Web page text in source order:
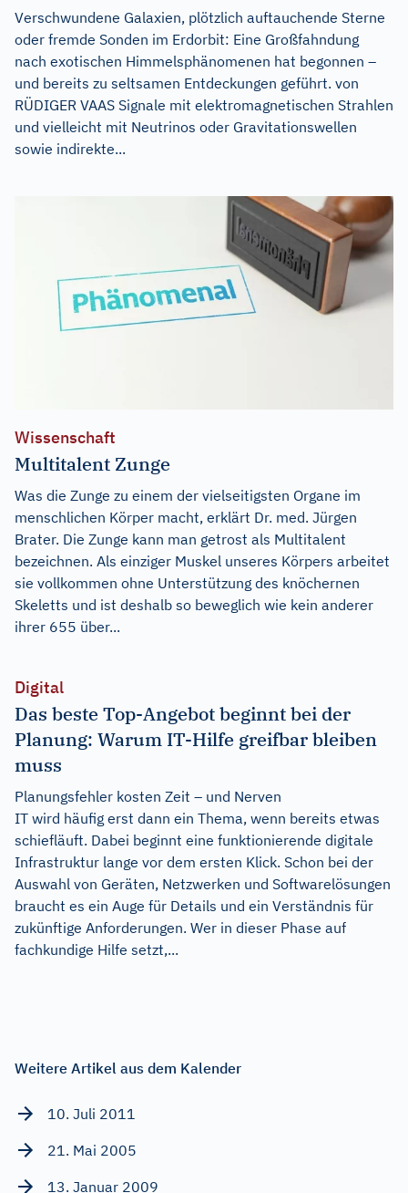
Verschwundene Galaxien, plötzlich auftauchende Sterne
oder fremde Sonden im Erdorbit: Eine Großfahndung
nach exotischen Himmelsphänomenen hat begonnen –
und bereits zu seltsamen Entdeckungen geführt. von
RÜDIGER VAAS Signale mit elektromagnetischen Strahlen
und vielleicht mit Neutrinos oder Gravitationswellen
sowie indirekte...
Wissenschaft
Multitalent Zunge
Was die Zunge zu einem der vielseitigsten Organe im
menschlichen Körper macht, erklärt Dr. med. Jürgen
Brater. Die Zunge kann man getrost als Multitalent
bezeichnen. Als einziger Muskel unseres Körpers arbeitet
sie vollkommen ohne Unterstützung des knöchernen
Skeletts und ist deshalb so beweglich wie kein anderer
ihrer 655 über...
Digital
Das beste Top-Angebot beginnt bei der
Planung: Warum IT-Hilfe greifbar bleiben
muss
Planungsfehler kosten Zeit – und Nerven
IT wird häufig erst dann ein Thema, wenn bereits etwas
schiefläuft. Dabei beginnt eine funktionierende digitale
Infrastruktur lange vor dem ersten Klick. Schon bei der
Auswahl von Geräten, Netzwerken und Softwarelösungen
braucht es ein Auge für Details und ein Verständnis für
zukünftige Anforderungen. Wer in dieser Phase auf
fachkundige Hilfe setzt,...
Weitere Artikel aus dem Kalender
10. Juli 2011
21. Mai 2005
13. Januar 2009